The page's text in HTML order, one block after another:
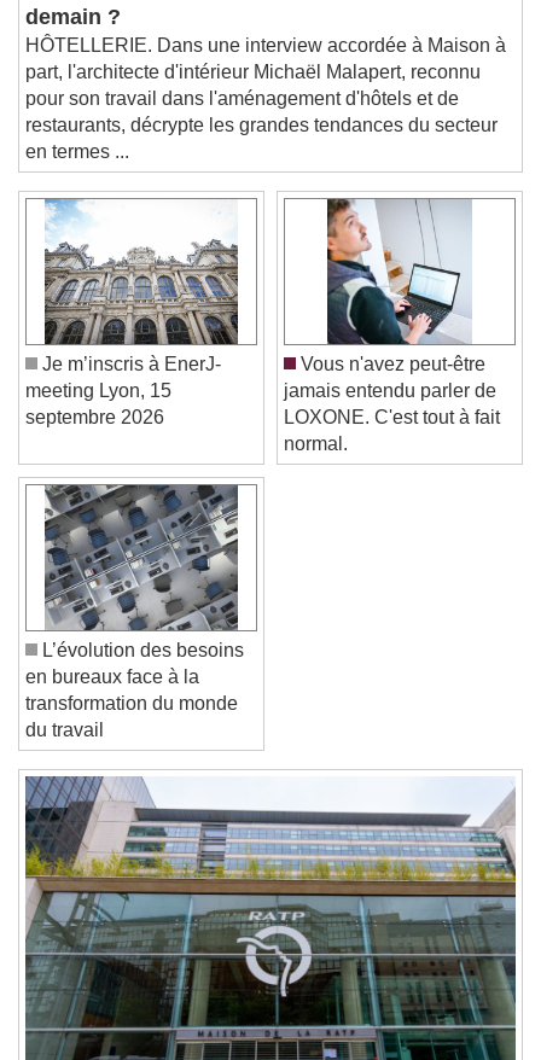
and close the window.
Text
Color Opacity
Text Background
Color Opacity
Caption Area Background
Color Opacity
Font Size
Text Edge Style
Font Family
Reset
Done
Close Modal Dialog
End of dialog window.
tendances pour l'aménagement hôtelier de
demain ?
HÔTELLERIE. Dans une interview accordée à Maison à
part, l'architecte d'intérieur Michaël Malapert, reconnu
pour son travail dans l'aménagement d'hôtels et de
restaurants, décrypte les grandes tendances du secteur
en termes ...
Je m’inscris à EnerJ-
meeting Lyon, 15
Vous n'avez peut-être
jamais entendu parler de
LOXONE. C'est tout à fait
normal.
L’évolution des besoins
en bureaux face à la
transformation du monde
du travail